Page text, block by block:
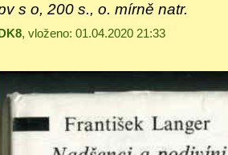
s o, 200 s., o. mírně natr.
, vloženo: 01.04.2020 21:33